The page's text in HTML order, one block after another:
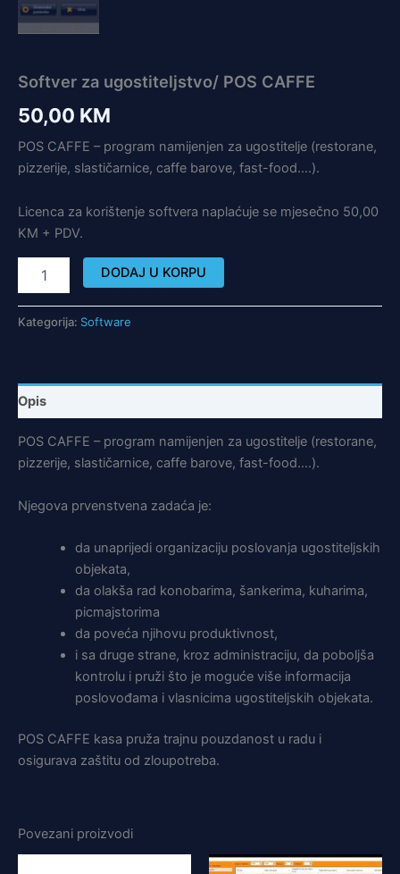
Softver za ugostiteljstvo/ POS CAFFE
50,00 KM
POS CAFFE – program namijenjen za ugostitelje (restorane,
pizzerije, slastičarnice, caffe barove, fast-food….).
Licenca za korištenje softvera naplaćuje se mjesečno 50,00
KM + PDV.
DODAJ U KORPU
Kategorija: Software
Opis
POS CAFFE – program namijenjen za ugostitelje (restorane,
pizzerije, slastičarnice, caffe barove, fast-food….).
Njegova prvenstvena zadaća je:
da unaprijedi organizaciju poslovanja ugostiteljskih
objekata,
da olakša rad konobarima, šankerima, kuharima,
picmajstorima
da poveća njihovu produktivnost,
i sa druge strane, kroz administraciju, da poboljša
kontrolu i pruži što je moguće više informacija
poslovođama i vlasnicima ugostiteljskih objekata.
POS CAFFE kasa pruža trajnu pouzdanost u radu i
osigurava zaštitu od zloupotreba.
Povezani proizvodi